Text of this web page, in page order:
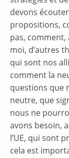
devons
propositions,
pas, comment,
moi, d’autres
qui sont nos
comment la
questions que
neutre, que
nous ne
avons besoin,
l’UE, qui sont
cela est